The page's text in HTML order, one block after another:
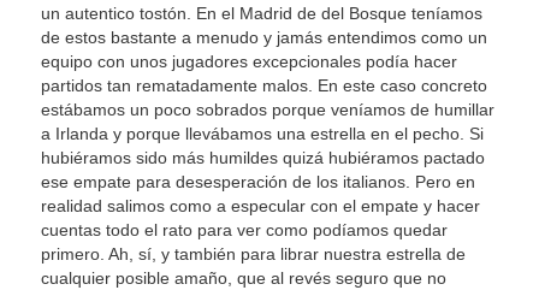
un autentico tostón. En el Madrid de del Bosque teníamos
de estos bastante a menudo y jamás entendimos como un
equipo con unos jugadores excepcionales podía hacer
partidos tan rematadamente malos. En este caso concreto
estábamos un poco sobrados porque veníamos de humillar
a Irlanda y porque llevábamos una estrella en el pecho. Si
hubiéramos sido más humildes quizá hubiéramos pactado
ese empate para desesperación de los italianos. Pero en
realidad salimos como a especular con el empate y hacer
cuentas todo el rato para ver como podíamos quedar
primero. Ah, sí, y también para librar nuestra estrella de
cualquier posible amaño, que al revés seguro que no